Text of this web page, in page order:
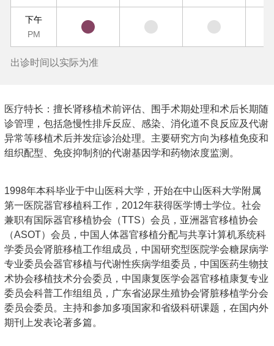
下午
PM
出诊时间以实际为准
医疗特长：擅长肾移植术前评估、围手术期处理和术后长期随
诊管理，包括急慢性排斥反应、感染、消化道不良反应及代谢
异常等移植术后并发症诊治处理。主要研究方向为移植免疫和
组织配型、免疫抑制剂的代谢基因学和药物浓度监测。
1998年本科毕业于中山医科大学，开始在中山医科大学附属
第一医院器官移植科工作，2012年获得医学博士学位。社会
兼职有国际器官移植协会（TTS）会员，亚洲器官移植协会
（ASOT）会员，中国人体器官移植分配与共享计算机系统科
学委员会肾脏移植工作组成员，中国研究型医院学会糖尿病学
专业委员会器官移植与代谢性疾病学组委员，中国医药生物技
术协会移植技术分会委员，中国康复医学会器官移植康复专业
委员会科普工作组组员，广东省泌尿生殖协会肾脏移植学分会
委员会委员。主持和参加多项国家和省级科研课题，在国内外
期刊上发表论著多篇。